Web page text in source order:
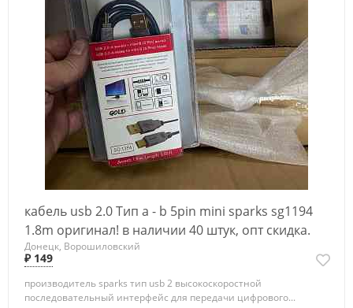
кабель usb 2.0 Тип a - b 5pin mini sparks sg1194
1.8m оригинал! в наличии 40 штук, опт скидка.
Донецк, Ворошиловский
₽ 149
производитель sparks тип usb 2 высокоскоростной
последовательный интерфейс для передачи цифрового...